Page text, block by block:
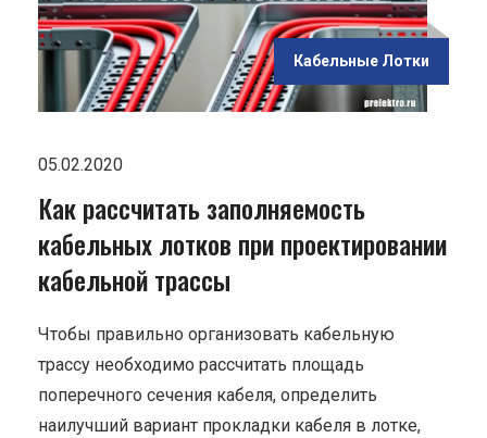
Кабельные Лотки
05.02.2020
Как рассчитать заполняемость
кабельных лотков при проектировании
кабельной трассы
Чтобы правильно организовать кабельную
трассу необходимо рассчитать площадь
поперечного сечения кабеля, определить
наилучший вариант прокладки кабеля в лотке,